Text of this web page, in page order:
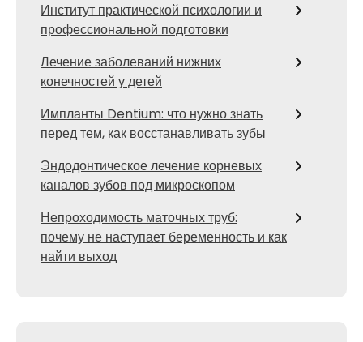
Институт практической психологии и
профессиональной подготовки
Лечение заболеваний нижних
конечностей у детей
Импланты Dentium: что нужно знать
перед тем, как восстанавливать зубы
Эндодонтическое лечение корневых
каналов зубов под микроскопом
Непроходимость маточных труб:
почему не наступает беременность и как
найти выход